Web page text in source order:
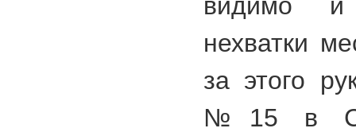
нехватки
за этого
№15 в